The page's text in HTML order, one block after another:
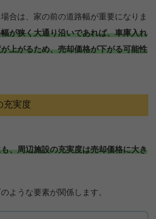
合は、家の前の道路幅が重要になりま
が狭く大通り沿いであれば、車庫入れ
上がるため、売却価格が下がる可能性
充実度
、周辺施設の充実度は売却価格に大き
ような要素が関係します。